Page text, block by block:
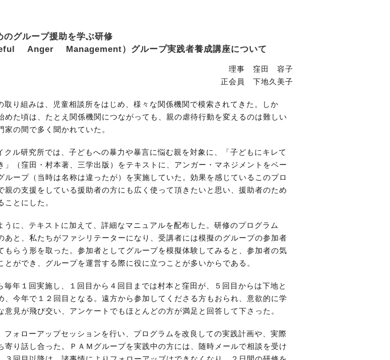
のグループ援助を学ぶ研修
Anger Management）グループ実践者養成講座について
理事 窪田 容子
正会員 下地久美子
取り組みは、児童相談所をはじめ、様々な関係機関で模索されてきた。しか
めた頃は、たとえ関係機関につながっても、親の虐待行動を変えるのは難しい
家の間で多く聞かれていた。
クル研究所では、子どもへの暴力や暴言に悩む親を対象に、「子どもにキレて
」（窪田・村本著、三学出版）をテキストに、アンガー・マネジメントをベー
ループ（当時は名称は違ったが）を実施していた。効果を感じているこのプロ
親の支援をしている援助者の方にも広く使って頂きたいと思い、援助者のため
ことにした。
うに、テキストに加えて、詳細なマニュアルを配布した。研修のプログラム
あと、私たちがファシリテーターになり、受講者には模擬のグループの参加者
もらう形を取った。参加者としてグループを模擬体験してみると、参加者の気
とができ、グループを運営する際に役に立つことが多いからである。
毎年１回実施し、１回目から４回目までは村本と窪田が、５回目からは下地と
、今年で１２回目となる。遠方から参加してくださる方もおられ、意欲的に学
意見が飛び交い、アンケートでもほとんどの方が満足と回答して下さった。
フォローアップセッションを行い、プログラムを改良しての実践計画や、実際
寄り話し合った。ＰＡＭグループを実践中の方には、随時メールで相談を受け